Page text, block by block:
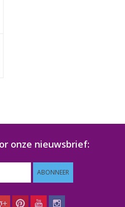
onze nieuwsbrief:
ABONNEER